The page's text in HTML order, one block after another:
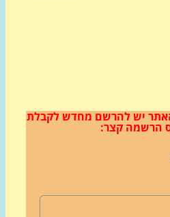
להרשם מחדש לקבלת
קצר: